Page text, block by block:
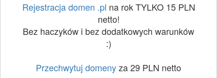
Rejestracja domen .pl na rok TYLKO 15 PLN
netto!
Bez haczyków i bez dodatkowych warunków
:)
Przechwytuj domenyza 29 PLN netto